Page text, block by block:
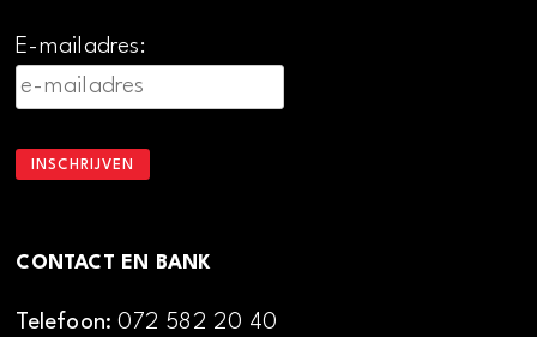
E-mailadres:
CONTACT EN BANK
Telefoon:072 582 20 40